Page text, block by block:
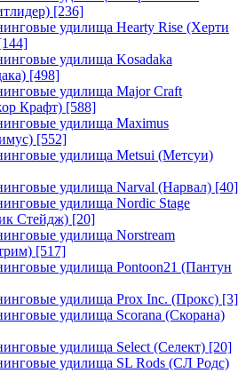
[236]
удилища Hearty Rise (Херти
удилища Kosadaka
[498]
удилища Major Craft
Крафт) [588]
удилища Maximus
[552]
удилища Metsui (Метсуи)
удилища Narval (Нарвал) [40]
удилища Nordic Stage
Стейдж) [20]
удилища Norstream
[517]
удилища Pontoon21 (Пантун
удилища Prox Inc. (Прокс) [3]
удилища Scorana (Скорана)
удилища Select (Селект) [20]
удилища SL Rods (СЛ Родс)